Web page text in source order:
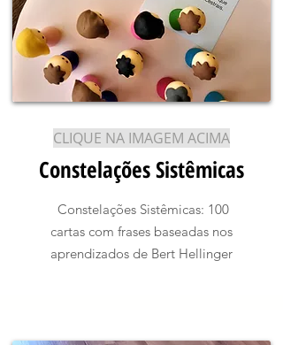
CLIQUE NA IMAGEM ACIMA
Constelações Sistêmicas
Constelações Sistêmicas: 100
cartas com frases baseadas nos
aprendizados de Bert Hellinger